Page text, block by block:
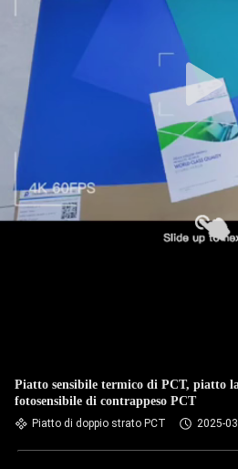
Piatto sensibile termico di PCT, piatto
fotosensibile di contrappeso PCT
Piatto di doppio strato PCT 2025-